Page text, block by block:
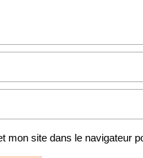
mon site dans le navigateur